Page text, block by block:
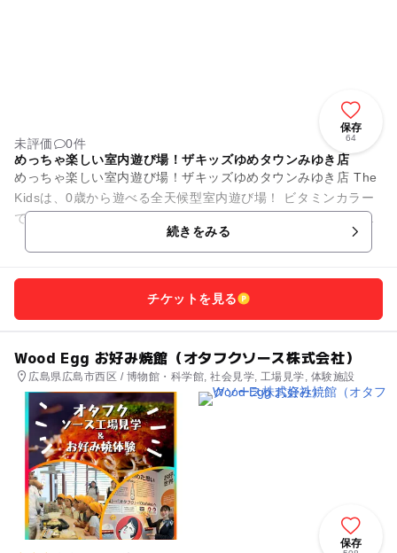
保存
64
未評価
0件
めっちゃ楽しい室内遊び場！ザキッズゆめタウンみゆき店
めっちゃ楽しい室内遊び場！ザキッズゆめタウンみゆき店 The
Kidsは、0歳から遊べる全天候型室内遊び場！ ビタミンカラー
で彩られた施設内には、幼児から小学生の子供がワクワクする
続きをみる
チケットを見る
Wood Egg お好み焼館（オタフクソース株式会社）
広島県広島市西区 / 博物館・科学館, 社会見学, 工場見学, 体験施設
保存